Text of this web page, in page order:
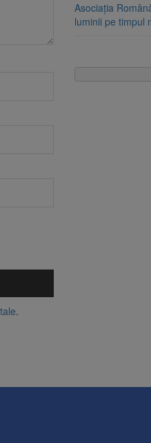
.
Asociația
luminii pe timpul